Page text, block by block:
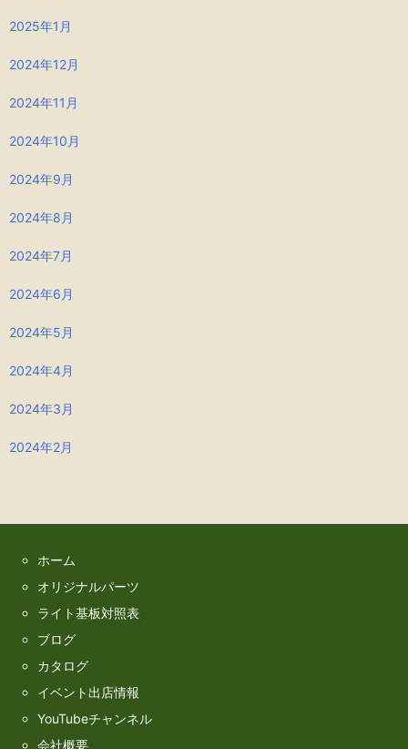
2025年1月
2024年12月
2024年11月
2024年10月
2024年9月
2024年8月
2024年7月
2024年6月
2024年5月
2024年4月
2024年3月
2024年2月
ホーム
オリジナルパーツ
ライト基板対照表
ブログ
カタログ
イベント出店情報
YouTubeチャンネル
会社概要